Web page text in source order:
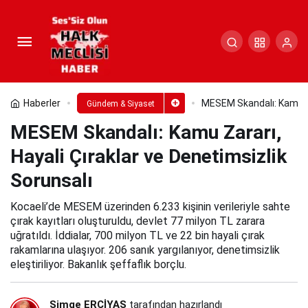
Haberler Gündem & Siyaset MESEM Skandalı:
MESEM Skandalı: Kamu Zararı,
Hayali Çıraklar ve Denetimsizlik
Sorunsalı
Kocaeli’de MESEM üzerinden 6.233 kişinin verileriyle sahte
çırak kayıtları oluşturuldu, devlet 77 milyon TL zarara
uğratıldı. İddialar, 700 milyon TL ve 22 bin hayali çırak
rakamlarına ulaşıyor. 206 sanık yargılanıyor, denetimsizlik
eleştiriliyor. Bakanlık şeffaflık borçlu.
Simge ERCİYAS tarafından hazırlandı
MESEM Skandalı: Kamu Zararı,
Hayali Çıraklar ve Denetimsizlik Sorunsalı
Yorum Yap